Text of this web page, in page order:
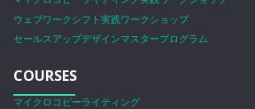
ウェブワークシフト実践ワークショップ
セールスアップデザインマスタープログラム
COURSES
マイクロコピーライティング